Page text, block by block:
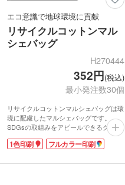
エコ意識で地球環境に貢献
リサイクルコットンマル
シェバッグ
H270444
352円(税込)
最小発注数30個
リサイクルコットンマルシェバッグは環
境に配慮したマルシェバッグです。
SDGsの取組みをアピールできるグッズ
に最適です。リサイクルコットン特有の
生地で優しい風合い。肩掛けできる長い
ます。印刷面が大きいのでロゴ印刷が目
1色印刷 フルカラー印刷